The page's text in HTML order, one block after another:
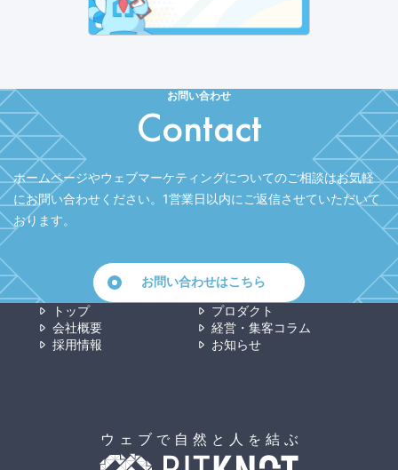
お問い合わせ
Contact
ホームページやウェブマーケティングについてのご相談はお気軽
にお問い合わせください。 1営業日以内にご返信させていただいて
おります。
お問い合わせはこちら
トップ
プロダクト
会社概要
経営・集客コラム
採用情報
お知らせ